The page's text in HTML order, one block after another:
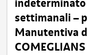
indeterminato
settimanali –
Manutentiva
COMEGLIANS